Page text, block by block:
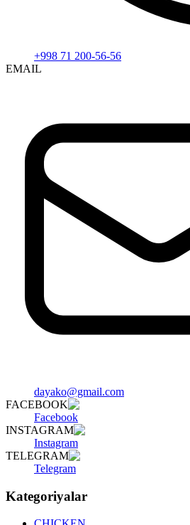
+998 71 200-56-56
EMAIL
dayako@gmail.com
FACEBOOK
Facebook
INSTAGRAM
Instagram
TELEGRAM
Telegram
Kategoriyalar